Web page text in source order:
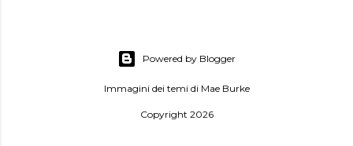
Powered by Blogger
Immagini dei temi di Mae Burke
Copyright 2026